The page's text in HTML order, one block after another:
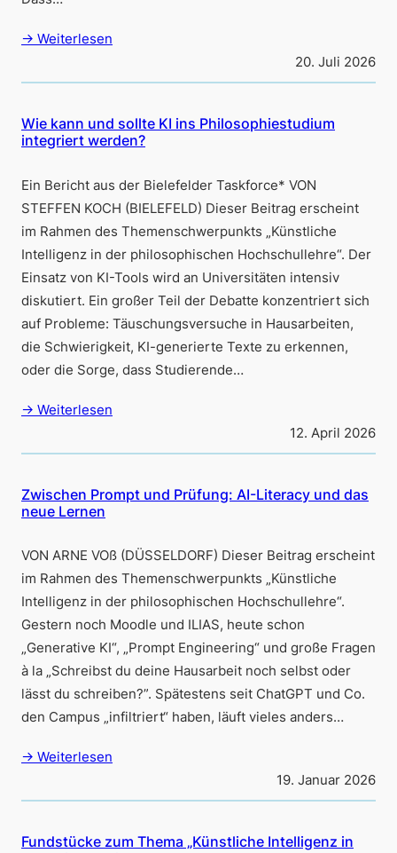
→ Weiterlesen
20. Juli 2026
Wie kann und sollte KI ins Philosophiestudium
integriert werden?
Ein Bericht aus der Bielefelder Taskforce* VON
STEFFEN KOCH (BIELEFELD) Dieser Beitrag erscheint
im Rahmen des Themenschwerpunkts „Künstliche
Intelligenz in der philosophischen Hochschullehre“. Der
Einsatz von KI-Tools wird an Universitäten intensiv
diskutiert. Ein großer Teil der Debatte konzentriert sich
auf Probleme: Täuschungsversuche in Hausarbeiten,
die Schwierigkeit, KI-generierte Texte zu erkennen,
oder die Sorge, dass Studierende…
→ Weiterlesen
12. April 2026
Zwischen Prompt und Prüfung: AI-Literacy und das
neue Lernen
VON ARNE VOß (DÜSSELDORF) Dieser Beitrag erscheint
im Rahmen des Themenschwerpunkts „Künstliche
Intelligenz in der philosophischen Hochschullehre“.
Gestern noch Moodle und ILIAS, heute schon
„Generative KI“, „Prompt Engineering“ und große Fragen
à la „Schreibst du deine Hausarbeit noch selbst oder
lässt du schreiben?”. Spätestens seit ChatGPT und Co.
den Campus „infiltriert“ haben, läuft vieles anders…
→ Weiterlesen
19. Januar 2026
Fundstücke zum Thema „Künstliche Intelligenz in